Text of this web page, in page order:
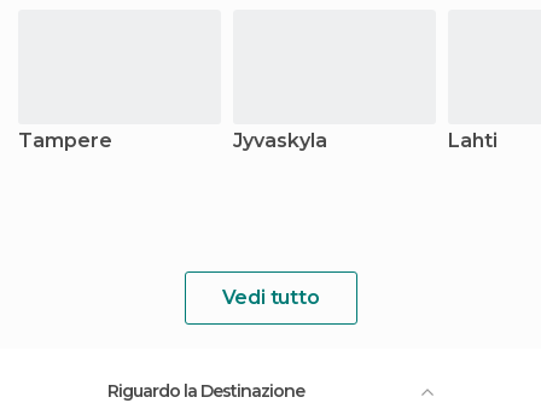
Tampere Jyvaskyla Lahti
Vedi tutto
Riguardo la Destinazione